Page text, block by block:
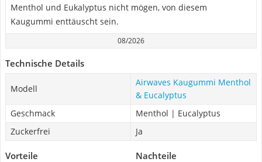
Menthol und Eukalyptus nicht mögen, von diesem
Kaugummi enttäuscht sein.
08/2026
Technische Details
Modell
Airwaves Kaugummi Menthol
& Eucalyptus
Geschmack
Menthol | Eucalyptus
Zuckerfrei
Ja
Vorteile Nachteile